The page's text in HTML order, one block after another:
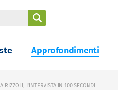
Approfondimenti
RIZZOLI, L'INTERVISTA IN 100 SECONDI